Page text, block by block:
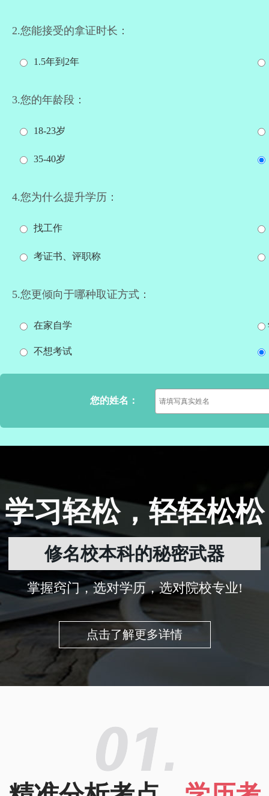
2.您能接受的拿证时长：
1.5年到2年
3.您的年龄段：
18-23岁
35-40岁
4.您为什么提升学历：
找工作
考证书、评职称
5.您更倾向于哪种取证方式：
在家自学
不想考试
您的姓名：
学习轻松，轻轻松松
修名校本科的秘密武器
掌握窍门，选对学历，选对院校专业!
点击了解更多详情